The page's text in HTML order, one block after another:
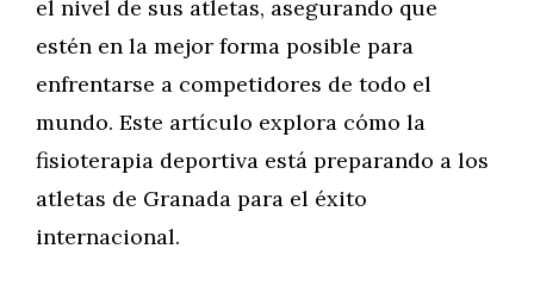
el nivel de sus atletas, asegurando que
estén en la mejor forma posible para
enfrentarse a competidores de todo el
mundo. Este artículo explora cómo la
fisioterapia deportiva está preparando a los
atletas de Granada para el éxito
internacional.